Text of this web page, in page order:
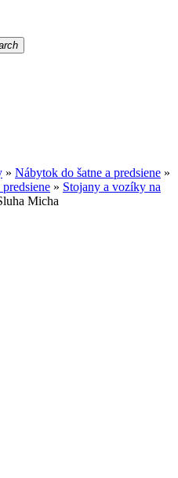
» Nábytok do šatne a predsiene »
» Stojany a vozíky na
Micha